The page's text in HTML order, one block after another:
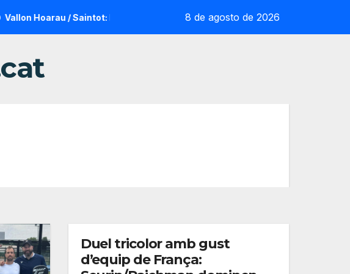
/ Saintot: la sorpresa reoliana que desafia la cap de sèrie 1
8 de agosto de 2026
Duel tricolor amb gust
d’equip de França: